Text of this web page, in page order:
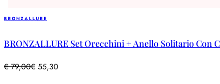
BRONZALLURE
BRONZALLURE Set Orecchini + Anello Solitario Con
€79,00€ 55,30